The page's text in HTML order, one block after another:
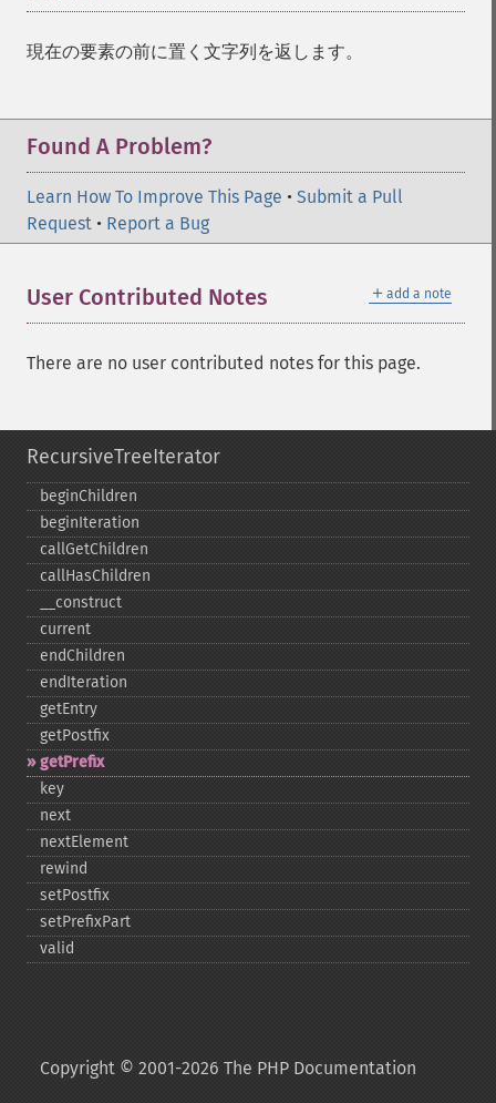
現在の要素の前に置く文字列を返します。
Found A Problem?
Learn How To Improve This Page • Submit a Pull
Request • Report a Bug
＋ add a note
User Contributed Notes
There are no user contributed notes for this page.
RecursiveTreeIterator
beginChildren
beginIteration
callGetChildren
callHasChildren
_​_​construct
current
endChildren
endIteration
getEntry
getPostfix
getPrefix
key
next
nextElement
rewind
setPostfix
setPrefixPart
valid
Copyright © 2001-2026 The PHP Documentation